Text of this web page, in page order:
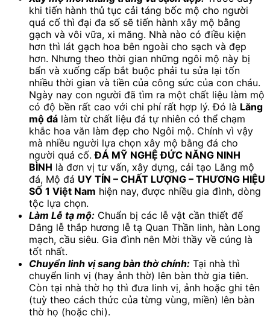
khi tiến hành thủ tục cải táng bốc mộ cho người
quá cố thì đại đa số sẽ tiến hành xây mộ bằng
gạch và vôi vữa, xi măng. Nhà nào có điều kiện
hơn thì lát gạch hoa bên ngoài cho sạch và đẹp
hơn. Nhưng theo thời gian những ngôi mộ này bị
bẩn và xuống cấp bắt buộc phải tu sửa lại tốn
nhiều thời gian và tiền của công sức của con cháu.
Ngày nay con người đã tìm ra một chất liệu làm mộ
có độ bền rất cao với chi phí rất hợp lý. Đó là Lăng
mộ đá làm từ chất liệu đá tự nhiên có thể chạm
khắc hoa văn làm đẹp cho Ngôi mộ. Chính vì vậy
mà nhiều người lựa chọn xây mộ bằng đá cho
người quá cố.ĐÁ MỸ NGHỆ ĐỨC NĂNG NINH
BÌNH là đơn vị tư vấn, xây dựng, cải tạo Lăng mộ
đá, Mộ đá UY TÍN – CHẤT LƯỢNG – THƯƠNG HIỆU
SỐ 1 Việt Nam hiện nay, được nhiều gia đình, dòng
tộc lựa chọn.
Làm Lễ tạ mộ: Chuẩn bị các lễ vật cần thiết để
Dâng lễ thắp hương lễ tạ Quan Thần linh, hàn Long
mạch, cầu siêu. Gia đình nên Mời thầy về cúng là
tốt nhất.
Chuyển linh vị sang bàn thờ chính: Tại nhà thì
chuyển linh vị (hay ảnh thờ) lên bàn thờ gia tiên.
Còn tại nhà thờ họ thì đưa linh vị, ảnh hoặc ghi tên
(tuỳ theo cách thức của từng vùng, miền) lên bàn
thờ họ (hoặc chi).